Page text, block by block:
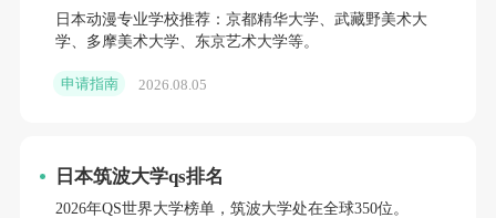
日本动漫专业学校推荐：京都精华大学、武藏野美术大
学、多摩美术大学、东京艺术大学等。
申请指南 2026.08.05
日本筑波大学qs排名
2026年QS世界大学榜单，筑波大学处在全球350位。